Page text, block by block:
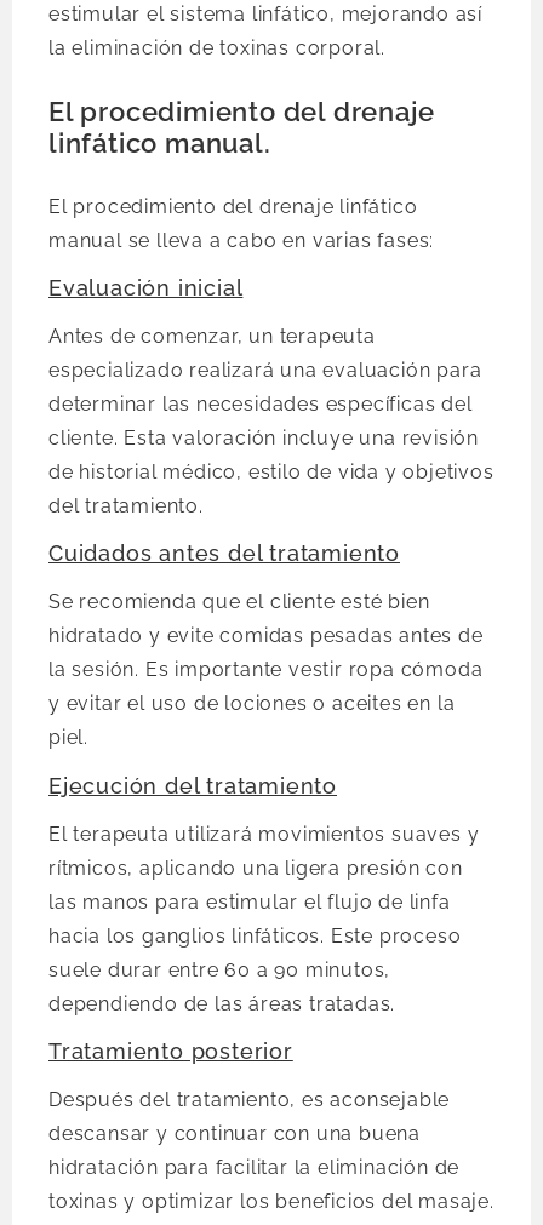
estimular el sistema linfático, mejorando así
la eliminación de toxinas corporal.
El procedimiento del drenaje
linfático manual.
El procedimiento del drenaje linfático
manual se lleva a cabo en varias fases:
Evaluación inicial
Antes de comenzar, un terapeuta
especializado realizará una evaluación para
determinar las necesidades específicas del
cliente. Esta valoración incluye una revisión
de historial médico, estilo de vida y objetivos
del tratamiento.
Cuidados antes del tratamiento
Se recomienda que el cliente esté bien
hidratado y evite comidas pesadas antes de
la sesión. Es importante vestir ropa cómoda
y evitar el uso de lociones o aceites en la
piel.
Ejecución del tratamiento
El terapeuta utilizará movimientos suaves y
rítmicos, aplicando una ligera presión con
las manos para estimular el flujo de linfa
hacia los ganglios linfáticos. Este proceso
suele durar entre 60 a 90 minutos,
dependiendo de las áreas tratadas.
Tratamiento posterior
Después del tratamiento, es aconsejable
descansar y continuar con una buena
hidratación para facilitar la eliminación de
toxinas y optimizar los beneficios del masaje.